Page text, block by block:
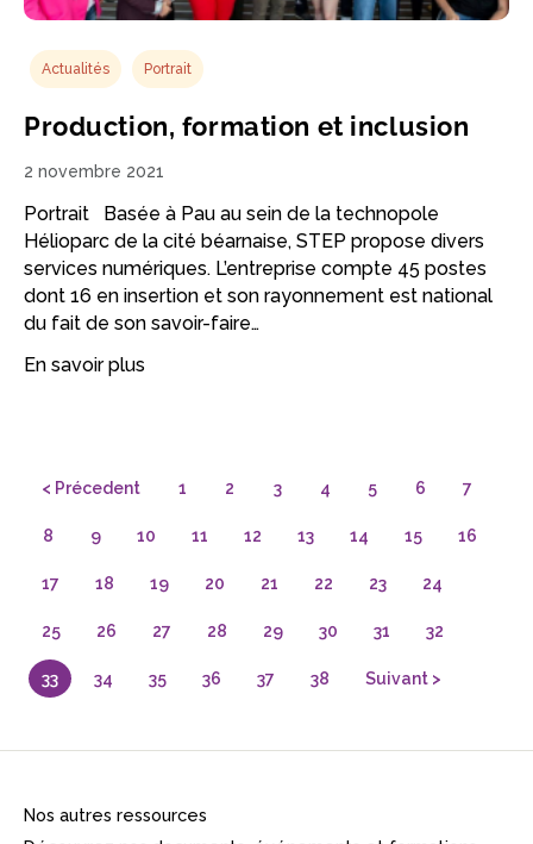
Actualités Portrait
Production, formation et inclusion
2 novembre 2021
Portrait Basée à Pau au sein de la technopole
Hélioparc de la cité béarnaise, STEP propose divers
services numériques. L’entreprise compte 45 postes
dont 16 en insertion et son rayonnement est national
du fait de son savoir-faire…
En savoir plus
< Précedent 1 2 3 4 5 6 7
8 9 10 11 12 13 14 15 16
17 18 19 20 21 22 23 24
25 26 27 28 29 30 31 32
33 34 35 36 37 38 Suivant >
Nos autres ressources